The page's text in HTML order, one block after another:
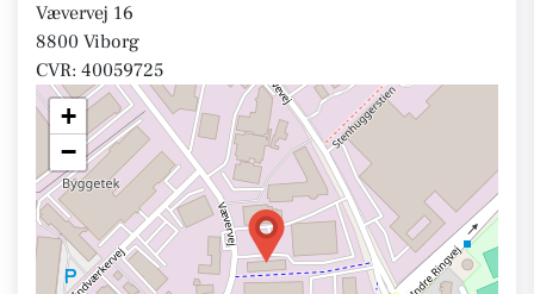
Vævervej 16
8800 Viborg
CVR: 40059725
+
−